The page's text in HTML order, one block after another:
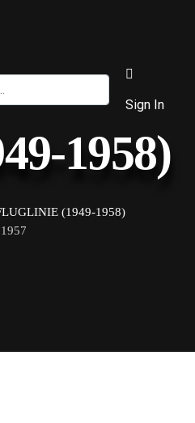
Sign In
1958)
(1949-1958)